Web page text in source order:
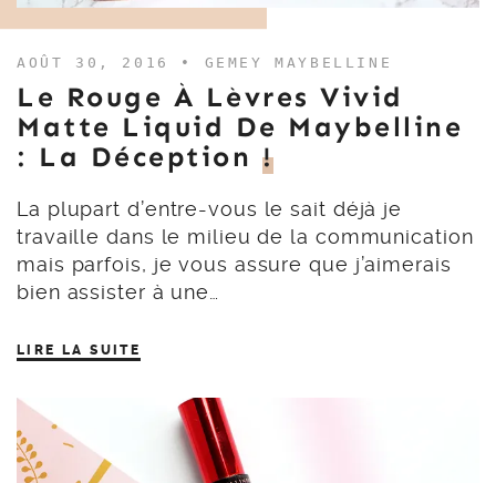
AOÛT 30, 2016 • GEMEY MAYBELLINE
Le Rouge À Lèvres Vivid
Matte Liquid De Maybelline
: La Déception !
La plupart d’entre-vous le sait déjà je
travaille dans le milieu de la communication
mais parfois, je vous assure que j’aimerais
bien assister à une…
LIRE LA SUITE